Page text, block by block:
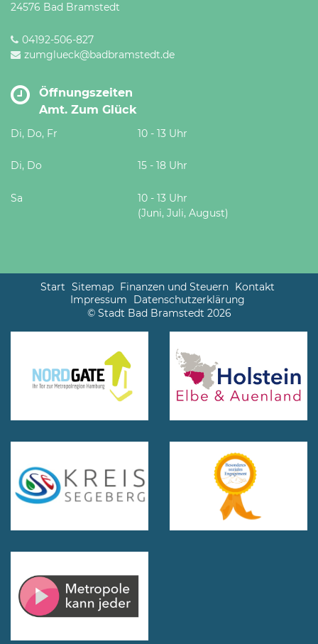
24576 Bad Bramstedt
04192-506-827
zumglueck@badbramstedt.de
Öffnungszeiten
Amt. Zum Glück
Di, Do, Fr 10 - 13 Uhr
Di, Do 15 - 18 Uhr
Sa
10 - 13 Uhr
(Juni, Juli, August)
Start Sitemap Finanzen und Steuern Kontakt
Impressum
Datenschutzerklärung
© Stadt Bad Bramstedt 2026